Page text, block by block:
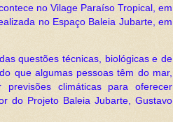
no Vilage Paraíso Tropical, em
no Espaço Baleia Jubarte, em
questões técnicas, biológicas e de
que algumas pessoas têm do mar,
climáticas para oferecer
do Projeto Baleia Jubarte, Gustavo